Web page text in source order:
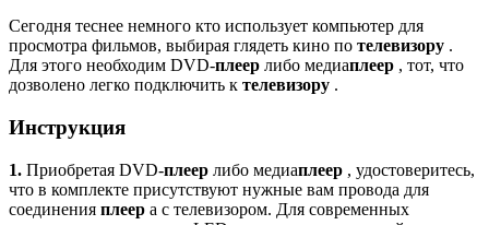
Сегодня теснее немного кто использует компьютер для
просмотра фильмов, выбирая глядеть кино по телевизору .
Для этого необходим DVD-плеер либо медиаплеер , тот, что
дозволено легко подключить к телевизору .
Инструкция
1. Приобретая DVD-плеер либо медиаплеер , удостоверитесь,
что в комплекте присутствуют нужные вам провода для
соединения плеер а с телевизором. Для современных